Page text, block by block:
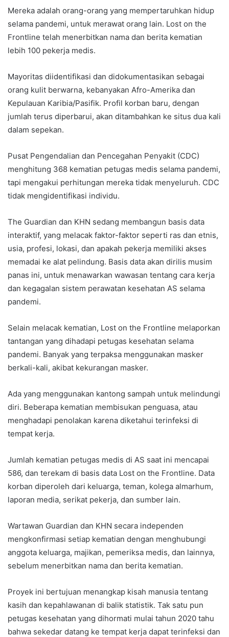
Mereka adalah orang-orang yang mempertaruhkan hidup
selama pandemi, untuk merawat orang lain. Lost on the
Frontline telah menerbitkan nama dan berita kematian
lebih 100 pekerja medis.
Mayoritas diidentifikasi dan didokumentasikan sebagai
orang kulit berwarna, kebanyakan Afro-Amerika dan
Kepulauan Karibia/Pasifik. Profil korban baru, dengan
jumlah terus diperbarui, akan ditambahkan ke situs dua kali
dalam sepekan.
Pusat Pengendalian dan Pencegahan Penyakit (CDC)
menghitung 368 kematian petugas medis selama pandemi,
tapi mengakui perhitungan mereka tidak menyeluruh. CDC
tidak mengidentifikasi individu.
The Guardian dan KHN sedang membangun basis data
interaktif, yang melacak faktor-faktor seperti ras dan etnis,
usia, profesi, lokasi, dan apakah pekerja memiliki akses
memadai ke alat pelindung. Basis data akan dirilis musim
panas ini, untuk menawarkan wawasan tentang cara kerja
dan kegagalan sistem perawatan kesehatan AS selama
pandemi.
Selain melacak kematian, Lost on the Frontline melaporkan
tantangan yang dihadapi petugas kesehatan selama
pandemi. Banyak yang terpaksa menggunakan masker
berkali-kali, akibat kekurangan masker.
Ada yang menggunakan kantong sampah untuk melindungi
diri. Beberapa kematian membisukan penguasa, atau
menghadapi penolakan karena diketahui terinfeksi di
tempat kerja.
Jumlah kematian petugas medis di AS saat ini mencapai
586, dan terekam di basis data Lost on the Frontline. Data
korban diperoleh dari keluarga, teman, kolega almarhum,
laporan media, serikat pekerja, dan sumber lain.
Wartawan Guardian dan KHN secara independen
mengkonfirmasi setiap kematian dengan menghubungi
anggota keluarga, majikan, pemeriksa medis, dan lainnya,
sebelum menerbitkan nama dan berita kematian.
Proyek ini bertujuan menangkap kisah manusia tentang
kasih dan kepahlawanan di balik statistik. Tak satu pun
petugas kesehatan yang dihormati mulai tahun 2020 tahu
bahwa sekedar datang ke tempat kerja dapat terinfeksi dan